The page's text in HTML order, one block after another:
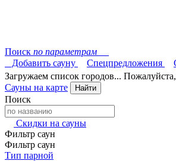
Поиск по параметрам
Добавить сауну
Спецпредложения
Загружаем список городов...
Сауны на карте
Найти
Поиск
Скидки на сауны
Фильтр саун
Фильтр саун
Тип парной